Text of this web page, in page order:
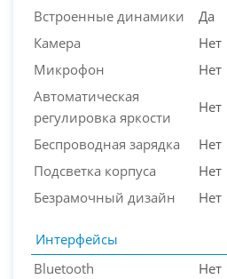
Встроенные динамики
Да
Камера
Нет
Микрофон
Нет
Автоматическая
регулировка яркости
Нет
Беспроводная зарядка
Нет
Подсветка корпуса
Нет
Безрамочный дизайн
Нет
Интерфейсы
Bluetooth
Нет